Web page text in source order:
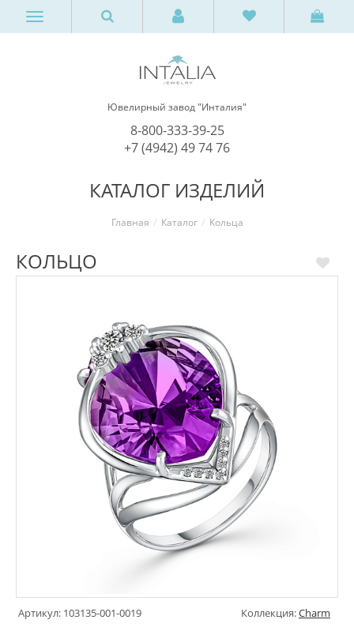
Ювелирный завод "Инталия"
8-800-333-39-25
+7 (4942) 49 74 76
КАТАЛОГ ИЗДЕЛИЙ
Главная Каталог Кольца
КОЛЬЦО
Артикул: 103135-001-0019 Коллекция:Charm